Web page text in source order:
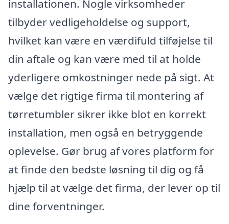
installationen. Nogle virksomheder
tilbyder vedligeholdelse og support,
hvilket kan være en værdifuld tilføjelse til
din aftale og kan være med til at holde
yderligere omkostninger nede på sigt. At
vælge det rigtige firma til montering af
tørretumbler sikrer ikke blot en korrekt
installation, men også en betryggende
oplevelse. Gør brug af vores platform for
at finde den bedste løsning til dig og få
hjælp til at vælge det firma, der lever op til
dine forventninger.